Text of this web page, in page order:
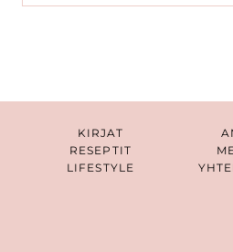
KIRJAT
RESEPTIT
LIFESTYLE